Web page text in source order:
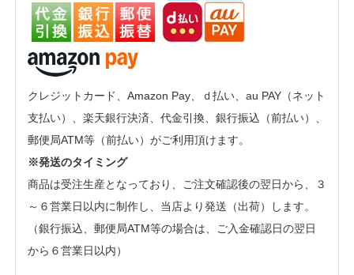
クレジットカード、Amazon Pay、ｄ払い、au PAY（ネット
支払い）、楽天銀行決済、代金引換、銀行振込（前払い）、
郵便局ATM等（前払い）がご利用頂けます。
※発送のタイミング
商品は受注生産となっており、ご注文確認後の翌日から、３
～６営業日以内に制作し、当店より発送（出荷）します。
（銀行振込、郵便局ATM等の場合は、ご入金確認日の翌日
から６営業日以内）